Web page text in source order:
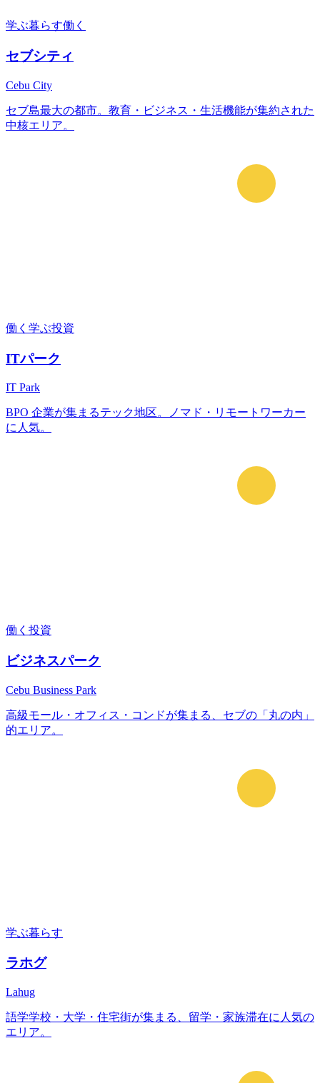
学ぶ暮らす働く
セブシティ
Cebu City
セブ島最大の都市。教育・ビジネス・生活機能が集約された
中核エリア。
働く 学ぶ投資
ITパーク
IT Park
BPO 企業が集まるテック地区。ノマド・リモートワーカー
に人気。
働く 投資
ビジネスパーク
Cebu Business Park
高級モール・オフィス・コンドが集まる、セブの「丸の内」
的エリア。
学ぶ暮らす
ラホグ
Lahug
語学学校・大学・住宅街が集まる、留学・家族滞在に人気の
エリア。